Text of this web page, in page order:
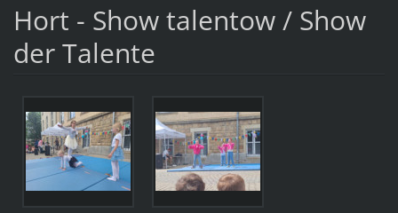
Hort - Show talentow / Show
der Talente